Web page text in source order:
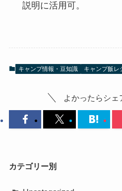
説明に活用可。
キャンプ情報・豆知識 キャンプ飯レ
よかったらシェ
カテゴリー別